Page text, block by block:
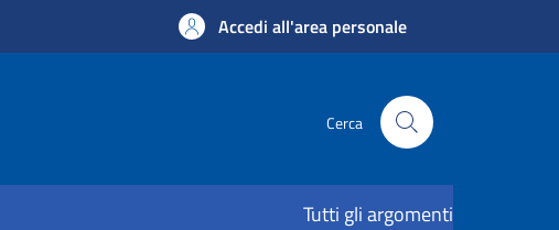
Accedi all'area personale
Cerca
Tutti gli argomenti